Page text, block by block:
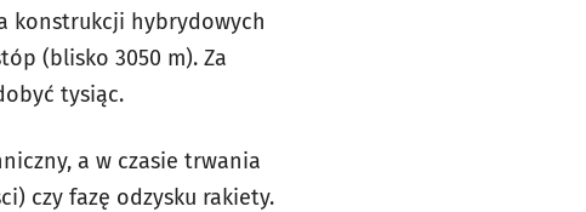
konstrukcji hybrydowych
(blisko 3050 m). Za
tysiąc.
a w czasie trwania
czy fazę odzysku rakiety.